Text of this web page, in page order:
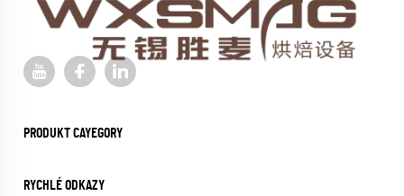
PRODUKT CAYEGORY
RYCHLÉ ODKAZY